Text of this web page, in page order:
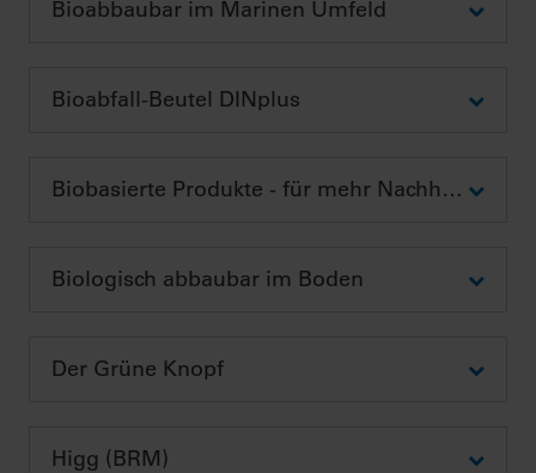
Bioabbaubar im Marinen Umfeld
Bioabfall-Beutel DINplus
Biobasierte Produkte - für mehr Nachhaltigkeit
Biologisch abbaubar im Boden
Der Grüne Knopf
Higg (BRM)